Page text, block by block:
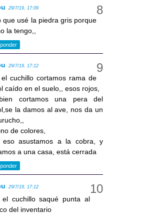
29/7/19, 17:09
que usé la piedra gris porque
la tengo,,
29/7/19, 17:12
cuchillo cortamos rama de
caído en el suelo,, esos rojos,
cortamos una pera del
la damos al ave, nos da un
de colores,
eso asustamos a la cobra, y
a una casa, está cerrada
29/7/19, 17:12
el cuchillo saqué punta al
del inventario